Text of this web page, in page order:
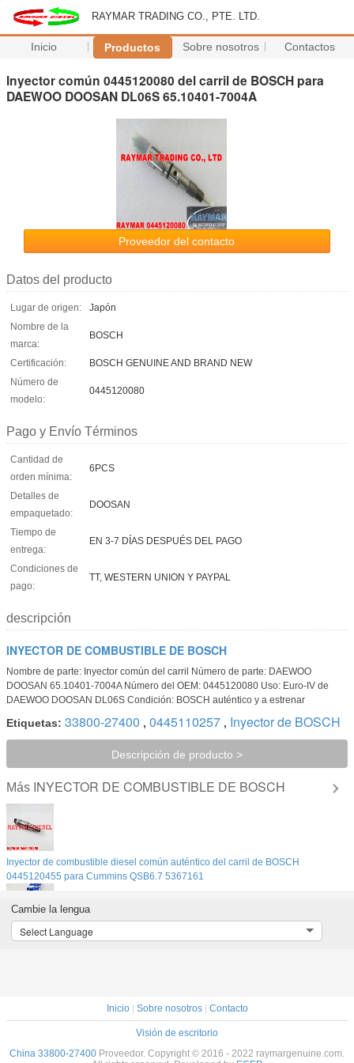
RAYMAR TRADING CO., PTE. LTD.
Inicio Productos Sobre nosotros Contactos
Inyector común 0445120080 del carril de BOSCH para
DAEWOO DOOSAN DL06S 65.10401-7004A
Proveedor del contacto
Datos del producto
Lugar de origen:
Japón
Nombre de la
marca:
BOSCH
Certificación:
BOSCH GENUINE AND BRAND NEW
Número de
modelo:
0445120080
Pago y Envío Términos
Cantidad de
orden mínima:
6PCS
Detalles de
empaquetado:
DOOSAN
Tiempo de
entrega:
EN 3-7 DÍAS DESPUÉS DEL PAGO
Condiciones de
pago:
TT, WESTERN UNION Y PAYPAL
descripción
INYECTOR DE COMBUSTIBLE DE BOSCH
Nombre de parte: Inyector común del carril Número de parte: DAEWOO
DOOSAN 65.10401-7004A Número del OEM: 0445120080 Uso: Euro-IV de
DAEWOO DOOSAN DL06S Condición: BOSCH auténtico y a estrenar
Etiquetas: 33800-27400 , 0445110257 , Inyector de BOSCH
Descripción de producto >
Más INYECTOR DE COMBUSTIBLE DE BOSCH
Inyector de combustible diesel común auténtico del carril de BOSCH
0445120455 para Cummins QSB6.7 5367161
Inyector de combustible común auténtico del carril de BOSCH 0445120109,
Inyector de combustible común auténtico del carril de BOSCH 0445120371,
0445120382 para CAT 3969626, 396-9626, Perkins T413609
Cambie la lengua
Select Language
Inicio| Sobre nosotros| Contacto
Visión de escritorio
China 33800-27400 Proveedor. Copyright © 2016 - 2022 raymargenuine.com.